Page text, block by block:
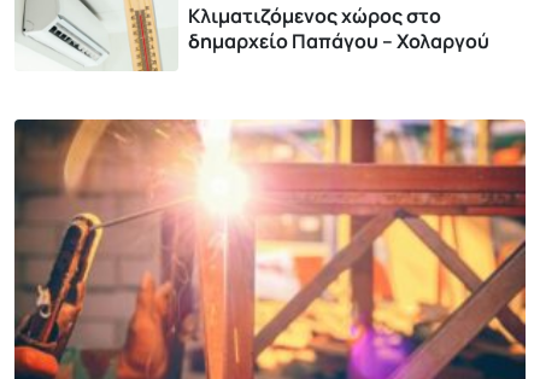
Κλιματιζόμενος χώρος στο
δημαρχείο Παπάγου – Χολαργού